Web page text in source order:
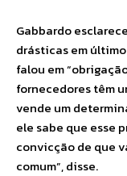
Gabbardo
drásticas em
falou em
fornecedores têm
vende um
ele sabe que esse
convicção de que
comum”, disse.